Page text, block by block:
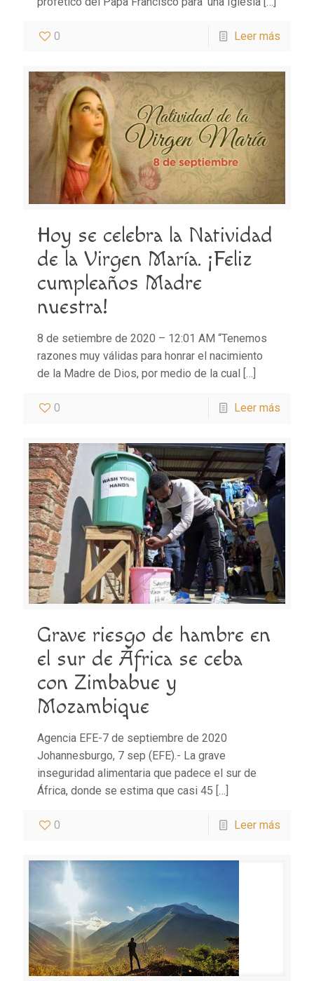
0 Leer más
Hoy se celebra la Natividad
de la Virgen María. ¡Feliz
cumpleaños Madre
nuestra!
8 de setiembre de 2020 – 12:01 AM “Tenemos
razones muy válidas para honrar el nacimiento
de la Madre de Dios, por medio de la cual […]
0 Leer más
Grave riesgo de hambre en
el sur de África se ceba
con Zimbabue y
Mozambique
Agencia EFE-7 de septiembre de 2020
Johannesburgo, 7 sep (EFE).- La grave
inseguridad alimentaria que padece el sur de
África, donde se estima que casi 45 […]
0 Leer más